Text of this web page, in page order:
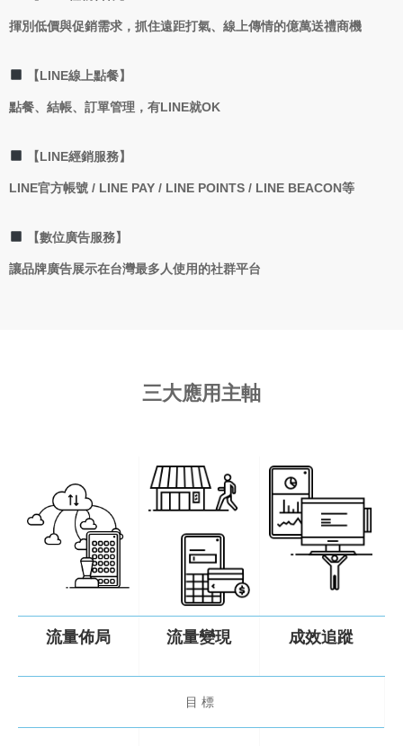
揮別低價與促銷需求，抓住遠距打氣、線上傳情的億萬送禮商機
【LINE線上點餐】
點餐、結帳、訂單管理，有LINE就OK
【LINE經銷服務】
LINE官方帳號 / LINE PAY / LINE POINTS / LINE BEACON等
【數位廣告服務】
讓品牌廣告展示在台灣最多人使用的社群平台
三大應用主軸
流量佈局 流量變現 成效追蹤
目標